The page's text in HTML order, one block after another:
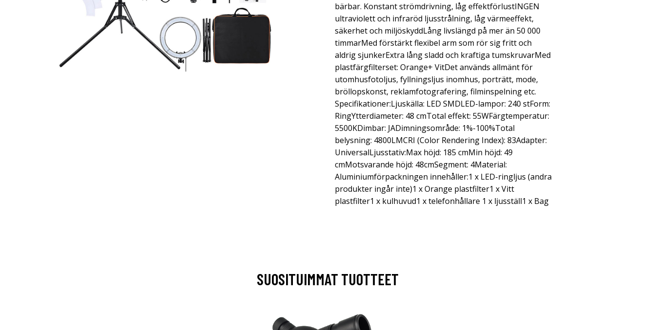
bärbar. Konstant strömdrivning, låg effektförlustINGEN
ultraviolett och infraröd ljusstrålning, låg värmeeffekt,
säkerhet och miljöskyddLång livslängd på mer än 50 000
timmarMed förstärkt flexibel arm som rör sig fritt och
aldrig sjunkerExtra lång sladd och kraftiga tumskruvarMed
plastfärgfilterset: Orange+ VitDet används allmänt för
utomhusfotoljus, fyllningsljus inomhus, porträtt, mode,
bröllopskonst, reklamfotografering, filminspelning etc.
Specifikationer:Ljuskälla: LED SMDLED-lampor: 240 stForm:
RingYtterdiameter: 48 cmTotal effekt: 55WFärgtemperatur:
5500KDimbar: JADimningsområde: 1%-100%Total
belysning: 4800LMCRI (Color Rendering Index): 83Adapter:
UniversalLjusstativ:Max höjd: 185 cmMin höjd: 49
cmMotsvarande höjd: 48cmSegment: 4Material:
Aluminiumförpackningen innehåller:1 x LED-ringljus (andra
produkter ingår inte)1 x Orange plastfilter1 x Vitt
plastfilter1 x kulhuvud1 x telefonhållare 1 x ljusställ1 x Bag
SUOSITUIMMAT TUOTTEET